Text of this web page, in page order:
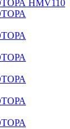
HMV110